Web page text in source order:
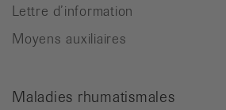
Lettre d’information
Moyens auxiliaires
Maladies rhumatismales